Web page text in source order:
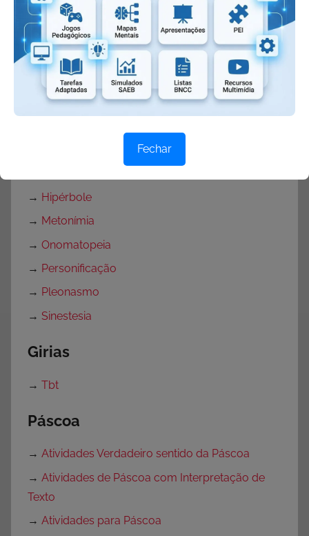
→Ironia
→ Aliteração
→Anáfora
Antítese
Paradoxo
→ Hipérbole
→ Metonímia
→ Onomatopeia
→ Personificação
→ Pleonasmo
→ Sinestesia
Girias
→ Tbt
Páscoa
→ Atividades Verdadeiro sentido da Páscoa
→ Atividades de Páscoa com Interpretação de
Texto
→ Atividades para Páscoa
Fechar